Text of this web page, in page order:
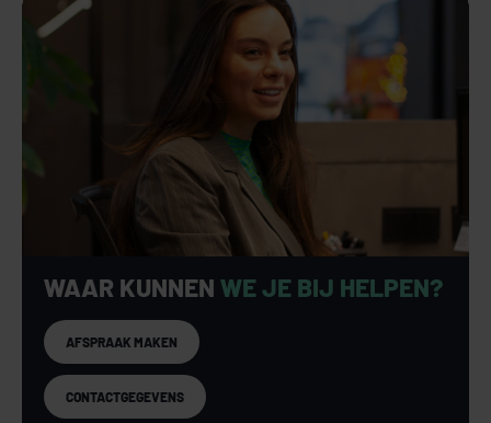
WAAR KUNNEN WE JE BIJ HELPEN?
AFSPRAAK MAKEN
CONTACTGEGEVENS